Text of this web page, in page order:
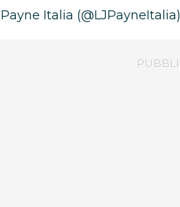
Italia (@LJPayneItalia)